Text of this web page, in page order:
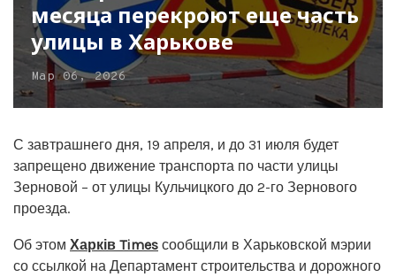
месяца перекроют еще часть
улицы в Харькове
Мар 06, 2026
С завтрашнего дня, 19 апреля, и до 31 июля будет
запрещено движение транспорта по части улицы
Зерновой – от улицы Кульчицкого до 2-го Зернового
проезда.
Об этом Харків Times сообщили в Харьковской мэрии
со ссылкой на Департамент строительства и дорожного